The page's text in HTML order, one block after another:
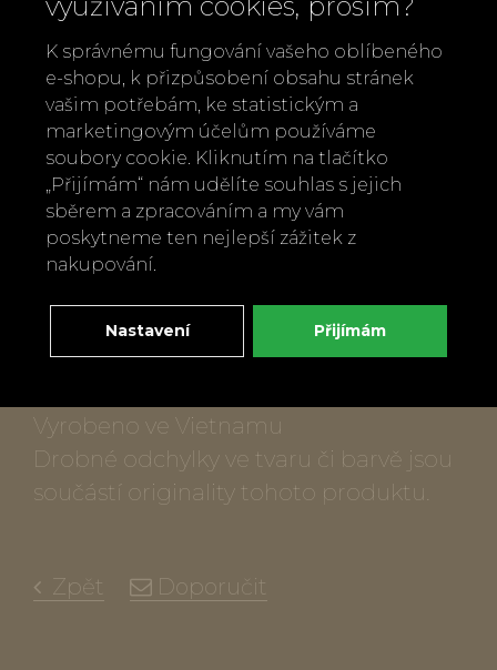
se vám odvděčí dlouhou životností a
krásnou patinou.
Popis produktu:
Přírodní produkt - masivní ořechové
dřevo
Rozměry: 16 x 16 x 5,1 cm
Péče: ruční mytí vlažnou vodou, občas
ošetřit olivovým olejem pro zachování
Vyrobeno ve Vietnamu
Drobné odchylky ve tvaru či barvě jsou
součástí originality tohoto produktu.
Zpět Doporučit
K správnému fungování vašeho oblíbeného
e-shopu, k přizpůsobení obsahu stránek
vašim potřebám, ke statistickým a
marketingovým účelům používáme
soubory cookie. Kliknutím na tlačítko
„Přijímám“ nám udělíte souhlas s jejich
sběrem a zpracováním a my vám
poskytneme ten nejlepší zážitek z
nakupování.
Nastavení Přijímám